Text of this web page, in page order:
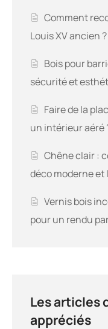
Comment
Louis XV ancien ?
Bois pour
sécurité et
Faire de la
un intérieur aéré
Chêne clair :
déco moderne et
Vernis bois
pour un rendu
Les articles
appréciés